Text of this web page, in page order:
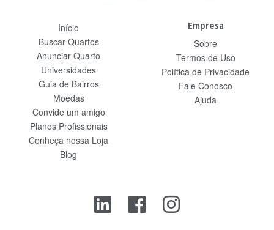
Início
Buscar Quartos
Anunciar Quarto
Universidades
Guia de Bairros
Moedas
Convide um amigo
Planos Profissionais
Conheça nossa Loja
Blog
Empresa
Sobre
Termos de Uso
Política de Privacidade
Fale Conosco
Ajuda